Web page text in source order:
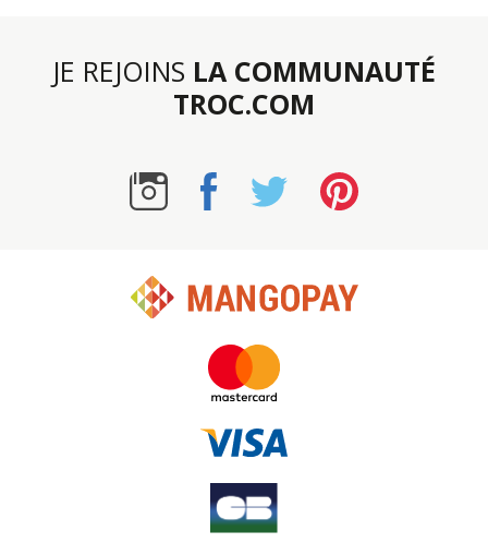
JE REJOINS LA COMMUNAUTÉ
TROC.COM